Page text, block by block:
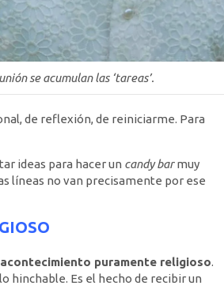
se acumulan las ‘tareas’.
de reflexión, de reiniciarme. Para
ideas para hacer un candy barmuy
líneas no van precisamente por ese
puramente religioso.
hinchable. Es el hecho de recibir un